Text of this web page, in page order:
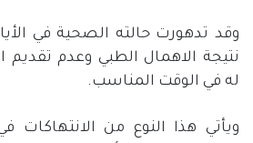
وقد تدهورت حالته الصحية في
نتيجة الاهمال الطبي وعدم تقديم
له في الوقت المناسب.
ويأتي هذا النوع من الانتهاكات